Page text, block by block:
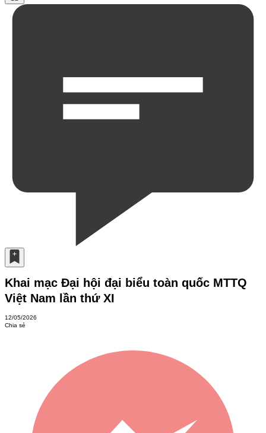
Khai mạc Đại hội đại biểu toàn quốc MTTQ
Việt Nam lần thứ XI
12/05/2026
Chia sẻ